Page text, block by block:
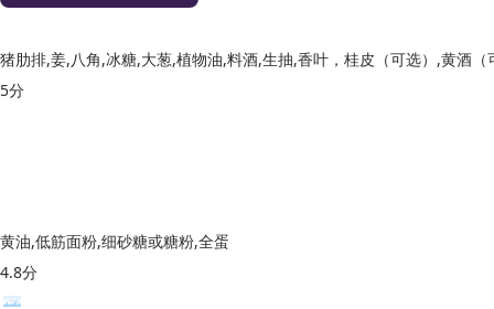
猪肋排,姜,八角,冰糖,大葱,植物油,料酒,生抽,香叶，桂皮（可选）,黄酒（
5分
黄油,低筋面粉,细砂糖或糖粉,全蛋
4.8分